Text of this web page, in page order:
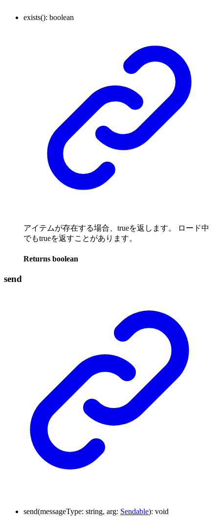
exists(): boolean
アイテムが存在する場合、trueを返します。 ロード中
でもtrueを返すことがあります。
Returns boolean
send
send(messageType: string, arg: Sendable): void